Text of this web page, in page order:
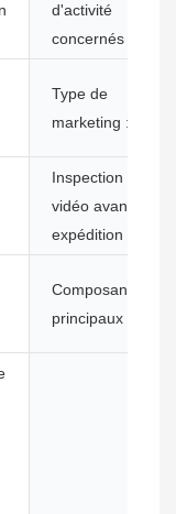
d'activité
concernés :
Type de
marketing :
Inspection
vidéo avant
expédition :
Composants
principaux :